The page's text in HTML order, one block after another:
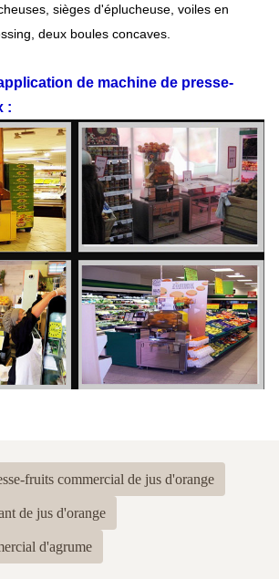
sièges d'éplucheuse, voiles en
deux boules concaves.
de machine de presse-
:
fruits commercial de jus d'orange
de jus d'orange
d'agrume